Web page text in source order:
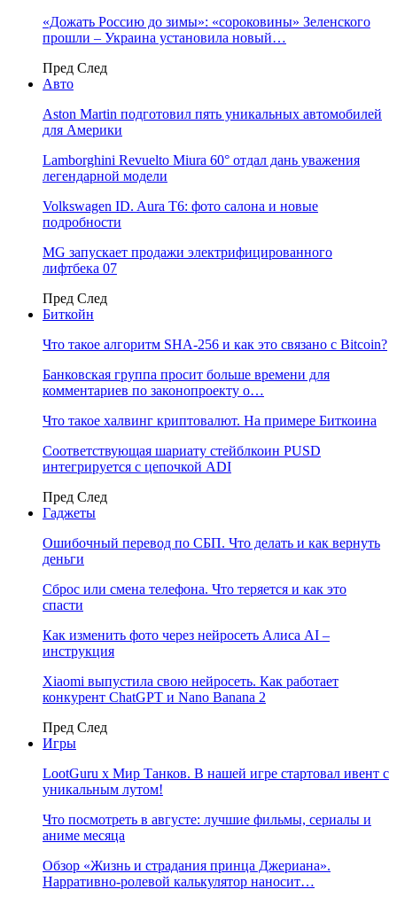
«Дожать Россию до зимы»: «сороковины» Зеленского
прошли – Украина установила новый…
Пред След
Авто
Aston Martin подготовил пять уникальных автомобилей
для Америки
Lamborghini Revuelto Miura 60° отдал дань уважения
легендарной модели
Volkswagen ID. Aura T6: фото салона и новые
подробности
MG запускает продажи электрифицированного
лифтбека 07
Пред След
Биткойн
Что такое алгоритм SHA-256 и как это связано с Bitcoin?
Банковская группа просит больше времени для
комментариев по законопроекту о…
Что такое халвинг криптовалют. На примере Биткоина
Соответствующая шариату стейблкоин PUSD
интегрируется с цепочкой ADI
Пред След
Гаджеты
Ошибочный перевод по СБП. Что делать и как вернуть
деньги
Сброс или смена телефона. Что теряется и как это
спасти
Как изменить фото через нейросеть Алиса AI –
инструкция
Xiaomi выпустила свою нейросеть. Как работает
конкурент ChatGPT и Nano Banana 2
Пред След
Игры
LootGuru x Мир Танков. В нашей игре стартовал ивент с
уникальным лутом!
Что посмотреть в августе: лучшие фильмы, сериалы и
аниме месяца
Обзор «Жизнь и страдания принца Джериана».
Нарративно-ролевой калькулятор наносит…